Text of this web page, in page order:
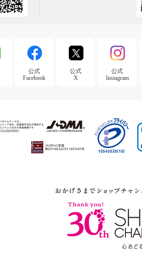
公式
Facebook
公式
X
公式
Instagram